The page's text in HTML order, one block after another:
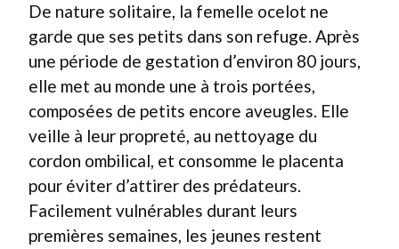
De nature solitaire, la femelle ocelot ne
garde que ses petits dans son refuge. Après
une période de gestation d’environ 80 jours,
elle met au monde une à trois portées,
composées de petits encore aveugles. Elle
veille à leur propreté, au nettoyage du
cordon ombilical, et consomme le placenta
pour éviter d’attirer des prédateurs.
Facilement vulnérables durant leurs
premières semaines, les jeunes restent